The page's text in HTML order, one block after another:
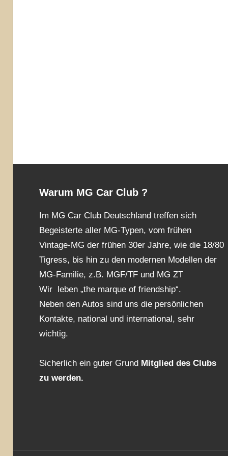
Warum MG Car Club ?
Im MG Car Club Deutschland treffen sich
Begeisterte aller MG-Typen, vom frühen
Vintage-MG der frühen 30er Jahre, wie die 18/80
Tigress, bis hin zu den modernen Modellen der
MG-Familie, z.B. MGF/TF und MG ZT
Wir leben „the marque of friendship“.
Neben den Autos sind uns die persönlichen
Kontakte, national und international, sehr
wichtig.
Sicherlich ein guter Grund Mitglied des Clubs
zu werden.